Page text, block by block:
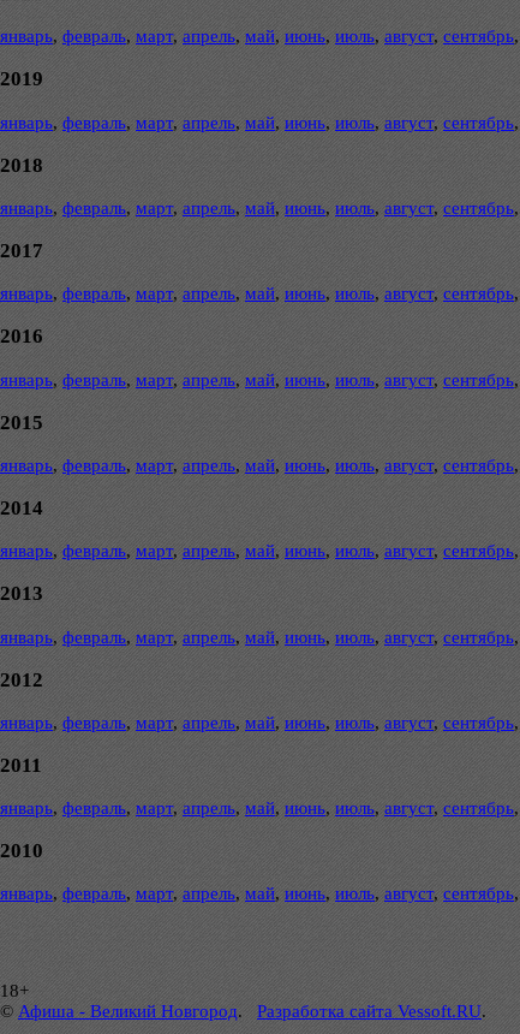
январь, февраль, март, апрель, май, июнь, июль, август, сентябрь,
2019
январь, февраль, март, апрель, май, июнь, июль, август, сентябрь,
2018
январь, февраль, март, апрель, май, июнь, июль, август, сентябрь,
2017
январь, февраль, март, апрель, май, июнь, июль, август, сентябрь,
2016
январь, февраль, март, апрель, май, июнь, июль, август, сентябрь,
2015
январь, февраль, март, апрель, май, июнь, июль, август, сентябрь,
2014
январь, февраль, март, апрель, май, июнь, июль, август, сентябрь,
2013
январь, февраль, март, апрель, май, июнь, июль, август, сентябрь,
2012
январь, февраль, март, апрель, май, июнь, июль, август, сентябрь,
2011
январь, февраль, март, апрель, май, июнь, июль, август, сентябрь,
2010
январь, февраль, март, апрель, май, июнь, июль, август, сентябрь,
18+
© Афиша - Великий Новгород. Разработка сайта Vessoft.RU.